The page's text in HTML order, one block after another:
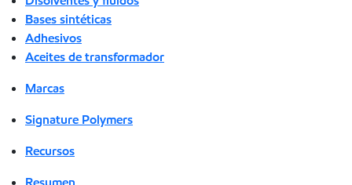
Bases sintéticas
Adhesivos
Aceites de transformador
Marcas
Signature Polymers
Recursos